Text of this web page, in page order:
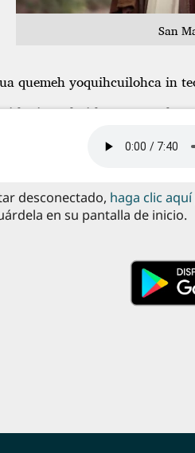
desconectado, haga clic aquí
en su pantalla de inicio.